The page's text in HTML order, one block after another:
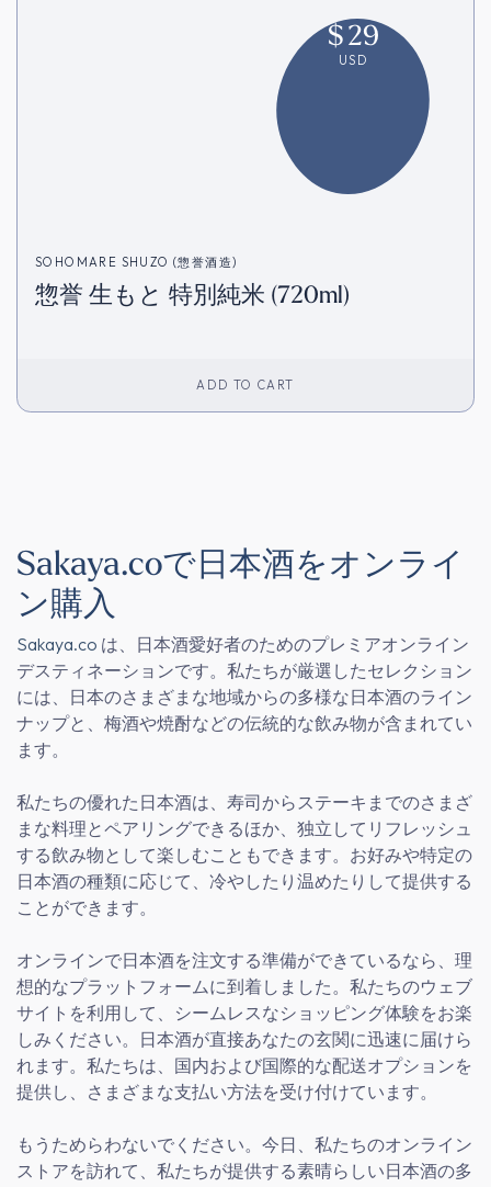
$29
USD
SOHOMARE SHUZO (惣誉酒造)
惣誉 生もと 特別純米 (720ml)
ADD TO CART
Sakaya.coで日本酒をオンライ
ン購入
Sakaya.co は、日本酒愛好者のためのプレミアオンライン
デスティネーションです。私たちが厳選したセレクション
には、日本のさまざまな地域からの多様な日本酒のライン
ナップと、梅酒や焼酎などの伝統的な飲み物が含まれてい
ます。
私たちの優れた日本酒は、寿司からステーキまでのさまざ
まな料理とペアリングできるほか、独立してリフレッシュ
する飲み物として楽しむこともできます。お好みや特定の
日本酒の種類に応じて、冷やしたり温めたりして提供する
ことができます。
オンラインで日本酒を注文する準備ができているなら、理
想的なプラットフォームに到着しました。私たちのウェブ
サイトを利用して、シームレスなショッピング体験をお楽
しみください。日本酒が直接あなたの玄関に迅速に届けら
れます。私たちは、国内および国際的な配送オプションを
提供し、さまざまな支払い方法を受け付けています。
もうためらわないでください。今日、私たちのオンライン
ストアを訪れて、私たちが提供する素晴らしい日本酒の多